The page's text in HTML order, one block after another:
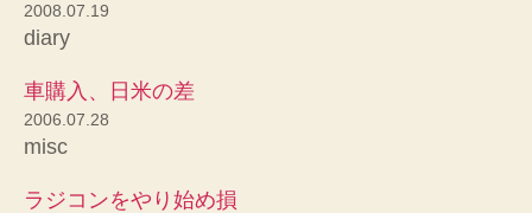
2008.07.19
diary
車購入、日米の差
2006.07.28
misc
ラジコンをやり始め損